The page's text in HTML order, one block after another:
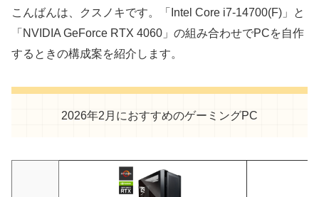
こんばんは、クスノキです。「Intel Core i7-14700(F)」と
「NVIDIA GeForce RTX 4060」の組み合わせでPCを自作
するときの構成案を紹介します。
2026年2月におすすめのゲーミングPC